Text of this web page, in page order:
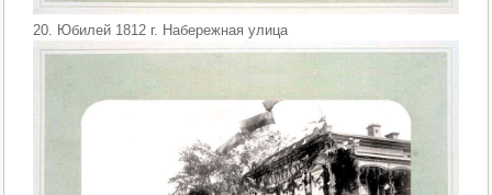
20. Юбилей 1812 г. Набережная улица